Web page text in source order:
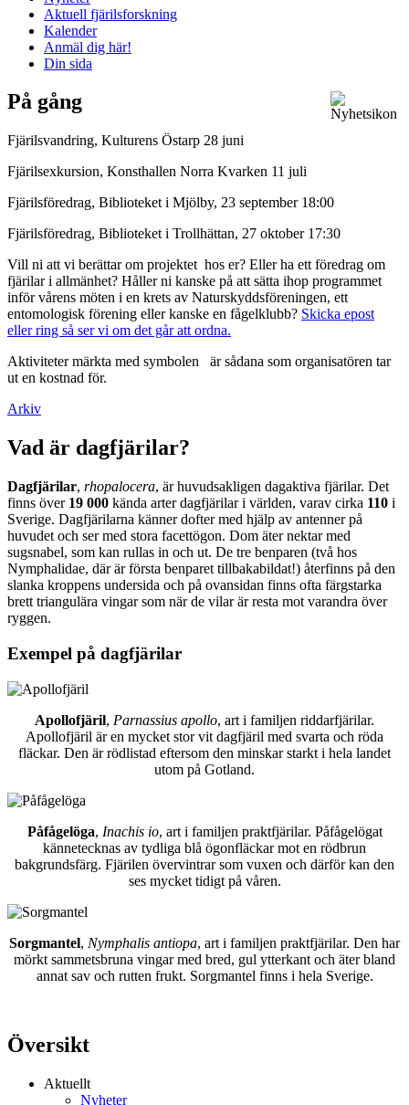
Aktuell fjärilsforskning
Kalender
Anmäl dig här!
Din sida
På gång
Fjärilsvandring, Kulturens Östarp 28 juni
Fjärilsexkursion, Konsthallen Norra Kvarken 11 juli
Fjärilsföredrag, Biblioteket i Mjölby, 23 september 18:00
Fjärilsföredrag, Biblioteket i Trollhättan, 27 oktober 17:30
Vill ni att vi berättar om projektet hos er? Eller ha ett föredrag om
fjärilar i allmänhet? Håller ni kanske på att sätta ihop programmet
inför vårens möten i en krets av Naturskyddsföreningen, ett
entomologisk förening eller kanske en fågelklubb? Skicka epost
eller ring så ser vi om det går att ordna.
Aktiviteter märkta med symbolen
är sådana som organisatören tar
ut en kostnad för.
Arkiv
Vad är dagfjärilar?
Dagfjärilar, rhopalocera, är huvudsakligen dagaktiva fjärilar. Det
finns över 19 000 kända arter dagfjärilar i världen, varav cirka 110 i
Sverige. Dagfjärilarna känner dofter med hjälp av antenner på
huvudet och ser med stora facettögon. Dom äter nektar med
sugsnabel, som kan rullas in och ut. De tre benparen (två hos
Nymphalidae, där är första benparet tillbakabildat!) återfinns på den
slanka kroppens undersida och på ovansidan finns ofta färgstarka
brett triangulära vingar som när de vilar är resta mot varandra över
ryggen.
Exempel på dagfjärilar
Apollofjäril, Parnassius apollo, art i familjen riddarfjärilar.
Apollofjäril är en mycket stor vit dagfjäril med svarta och röda
fläckar. Den är rödlistad eftersom den minskar starkt i hela landet
utom på Gotland.
Påfågelöga, Inachis io, art i familjen praktfjärilar. Påfågelögat
kännetecknas av tydliga blå ögonfläckar mot en rödbrun
bakgrundsfärg. Fjärilen övervintrar som vuxen och därför kan den
ses mycket tidigt på våren.
Sorgmantel, Nymphalis antiopa, art i familjen praktfjärilar. Den har
mörkt sammetsbruna vingar med bred, gul ytterkant och äter bland
annat sav och rutten frukt. Sorgmantel finns i hela Sverige.
Översikt
Aktuellt
Nyheter